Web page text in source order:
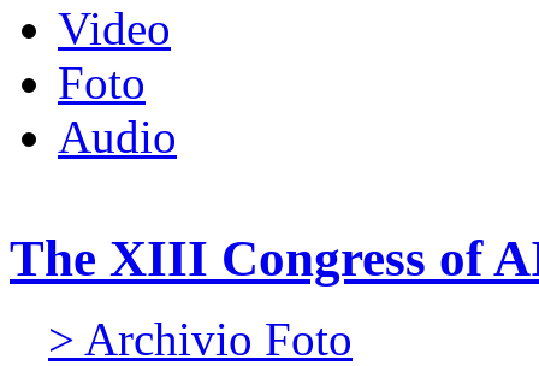
Video
Foto
Audio
The XIII Congress of
> Archivio Foto